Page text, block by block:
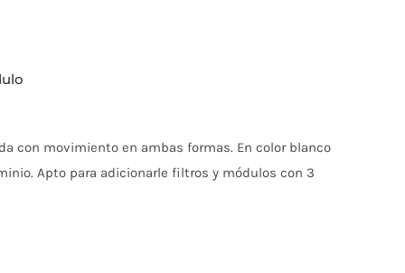
con movimiento en ambas formas. En color blanco
Apto para adicionarle filtros y módulos con 3